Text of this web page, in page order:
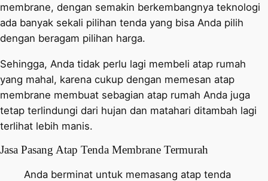
membrane, dengan semakin berkembangnya teknologi
ada banyak sekali pilihan tenda yang bisa Anda pilih
dengan beragam pilihan harga.
Sehingga, Anda tidak perlu lagi membeli atap rumah
yang mahal, karena cukup dengan memesan atap
membrane membuat sebagian atap rumah Anda juga
tetap terlindungi dari hujan dan matahari ditambah lagi
terlihat lebih manis.
Jasa Pasang Atap Tenda Membrane Termurah
Anda berminat untuk memasang atap tenda